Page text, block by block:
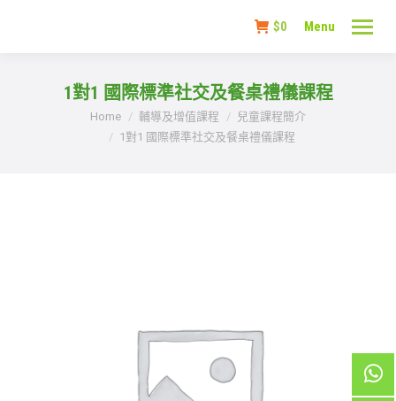
$0 Menu
1對1 國際標準社交及餐桌禮儀課程
You are here:Home 輔導及增值課程
兒童課程簡介
1對1 國際標準社交及餐桌禮儀課程